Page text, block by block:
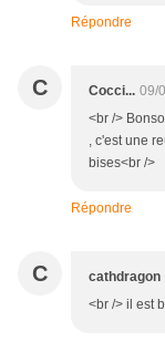
Répondre
C Cocci... 09/
<br />
, c'est une
bises<br />
Répondre
C cathdragon
<br /> il est